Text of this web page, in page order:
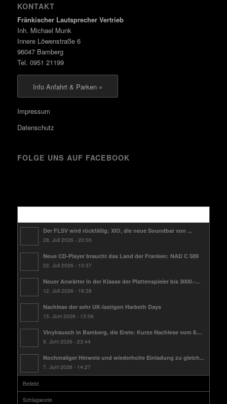
KONTAKT
Fränkischer Lautsprecher Vertrieb
Inh. Michael Munk
Innere Löwenstraße 6
96047 Bamberg
Tel. 0951 21199
Info Anfahrt & Parken »
Impressum
Datenschutz
FOLGE UNS AUF FACEBOOK
Der FLSV wird rückfällig: XIO, die neue Soundbar von ...
28. Juli 2026 - 20:00
Neue CD-Player braucht das Land der Franken: NAD C 589
22. Juli 2026 - 10:37
Neuer Anwärter in der Klasse der Plattenspieler bis 3000.-...
12. Juli 2026 - 16:38
Nachlese der sehr UK-lastigen Harbeth Days
15. Juni 2026 - 13:06
Vinylrausch in Bamberg, die Erste: Kurze Nachlese vom 8....
9. Juni 2026 - 23:44
Nochmaliger Hinweis und wiederholte Einladung zu gleich...
7. Juni 2026 - 14:27
Beliebt
Schlagworte